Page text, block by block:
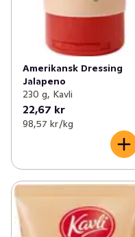
Amerikansk Dressing
Jalapeno
230 g, Kavli
22,67 kr
98,57 kr /kg